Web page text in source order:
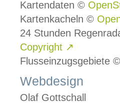
Kartendaten ©
Kartenkacheln ©
24 Stunden
Copyright ↗
Flusseinzugsgebiete
Webdesign
Olaf Gottschall